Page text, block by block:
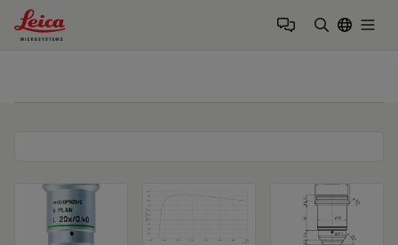
Leica Microsystems Logo